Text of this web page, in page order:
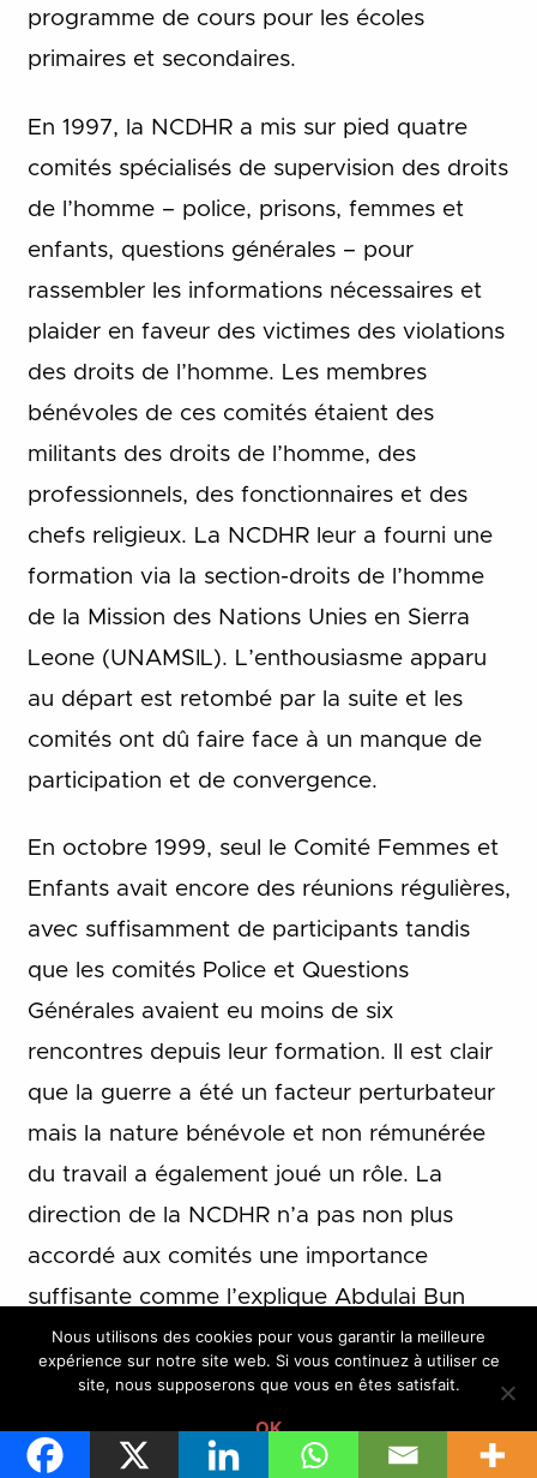
programme de cours pour les écoles
primaires et secondaires.
En 1997, la NCDHR a mis sur pied quatre
comités spécialisés de supervision des droits
de l’homme – police, prisons, femmes et
enfants, questions générales – pour
rassembler les informations nécessaires et
plaider en faveur des victimes des violations
des droits de l’homme. Les membres
bénévoles de ces comités étaient des
militants des droits de l’homme, des
professionnels, des fonctionnaires et des
chefs religieux. La NCDHR leur a fourni une
formation via la section-droits de l’homme
de la Mission des Nations Unies en Sierra
Leone (UNAMSIL). L’enthousiasme apparu
au départ est retombé par la suite et les
comités ont dû faire face à un manque de
participation et de convergence.
En octobre 1999, seul le Comité Femmes et
Enfants avait encore des réunions régulières,
avec suffisamment de participants tandis
que les comités Police et Questions
Générales avaient eu moins de six
rencontres depuis leur formation. Il est clair
que la guerre a été un facteur perturbateur
mais la nature bénévole et non rémunérée
du travail a également joué un rôle. La
direction de la NCDHR n’a pas non plus
accordé aux comités une importance
suffisante comme l’explique Abdulai Bun
Wai, militant d’une organisation nationale,
Prisons Watch :
Au début, j’étais très optimiste, je me sentais
Nous utilisons des cookies pour vous garantir la meilleure
expérience sur notre site web. Si vous continuez à utiliser ce
site, nous supposerons que vous en êtes satisfait.
OK